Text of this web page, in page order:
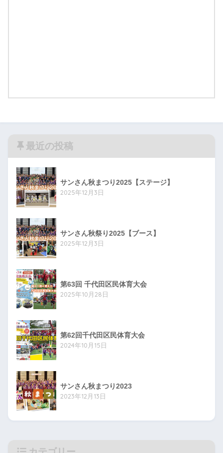
最近の投稿
サンさん秋まつり2025【ステージ】
2025年12月3日
サンさん秋祭り2025【ブース】
2025年12月3日
第63回 千代田区民体育大会
2025年10月28日
第62回千代田区民体育大会
2024年10月15日
サンさん秋まつり2023
2023年12月13日